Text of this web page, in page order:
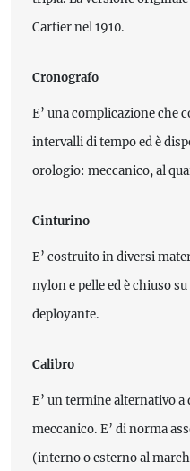
Cartier nel 1910.
Cronografo
E’ una complicazione che
intervalli di tempo ed è
orologio: meccanico, al
Cinturino
E’ costruito in diversi
nylon e pelle ed è chiuso
deployante.
Calibro
E’ un termine alternativo
meccanico. E’ di norma
(interno o esterno al